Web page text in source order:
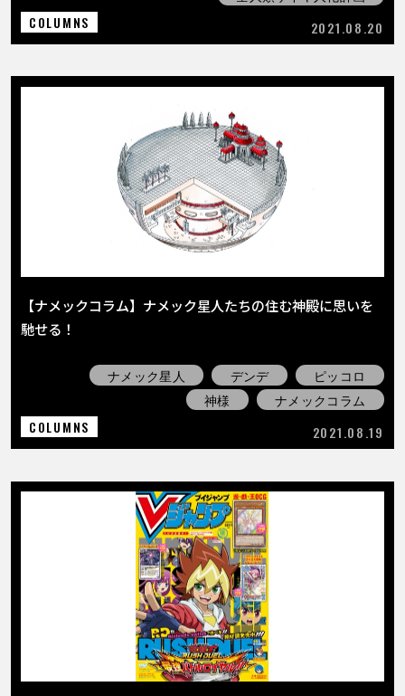
COLUMNS
2021.08.20
【ナメックコラム】ナメック星人たちの住む神殿に思いを
馳せる！
ナメック星人 デンデ
ピッコロ
神様
ナメックコラム
COLUMNS
2021.08.19